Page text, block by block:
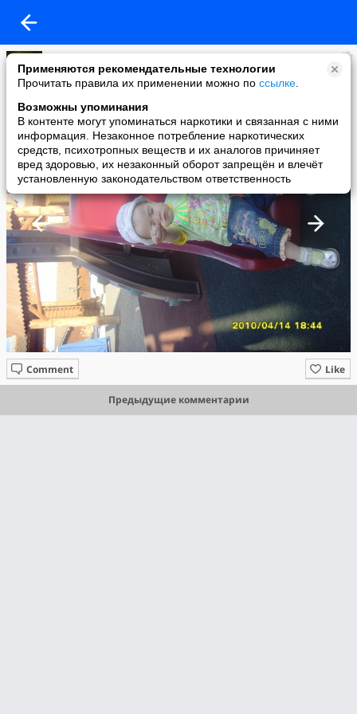
Применяются рекомендательные технологии
Прочитать правила их применении можно по ссылке
Возможны упоминания
В контенте могут упоминаться наркотики и связанная с ними
информация. Незаконное потребление наркотических
средств, психотропных веществ и их аналогов причиняет
вред здоровью, их незаконный оборот запрещён и влечёт
установленную законодательством ответственность
Алиса Гахова(Кушпелева)
added a photo
13 May в 11:53
Like
Comment
Предыдущие комментарии